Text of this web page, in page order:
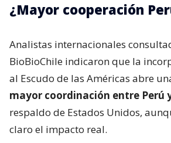
¿Mayor cooperación
Analistas internacionales
BioBioChile indicaron que la
al Escudo de las Américas abre
mayor coordinación entre Perú
respaldo de Estados Unidos,
claro el impacto real.